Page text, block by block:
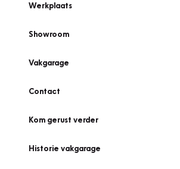
Werkplaats
Showroom
Vakgarage
Contact
Kom gerust verder
Historie vakgarage